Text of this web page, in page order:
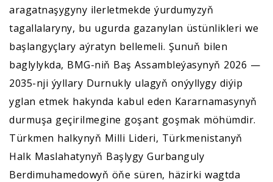
aragatnaşygyny ilerletmekde ýurdumyzyň
tagallalaryny, bu ugurda gazanylan üstünlikleri we
başlangyçlary aýratyn bellemeli. Şunuň bilen
baglylykda, BMG-niň Baş Assambleýasynyň 2026 —
2035-nji ýyllary Durnukly ulagyň onýyllygy diýip
yglan etmek hakynda kabul eden Kararnamasynyň
durmuşa geçirilmegine goşant goşmak möhümdir.
Türkmen halkynyň Milli Lideri, Türkmenistanyň
Halk Maslahatynyň Başlygy Gurbanguly
Berdimuhamedowyň öňe süren, häzirki wagtda